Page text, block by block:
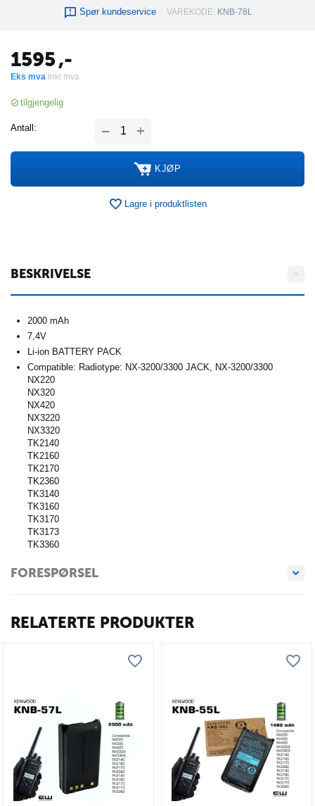
Spør kundeservice VAREKODE: KNB-78L
1595,-
Eks mva Inkl mva
tilgjengelig
Antall: +
−
KJØP
Lagre i produktlisten
BESKRIVELSE
2000 mAh
7,4V
Li-ion BATTERY PACK
Compatible: Radiotype: NX-3200/3300 JACK, NX-3200/3300
NX220
NX320
NX420
NX3220
NX3320
TK2140
TK2160
TK2170
TK2360
TK3140
TK3160
TK3170
TK3173
TK3360
FORESPØRSEL
RELATERTE PRODUKTER